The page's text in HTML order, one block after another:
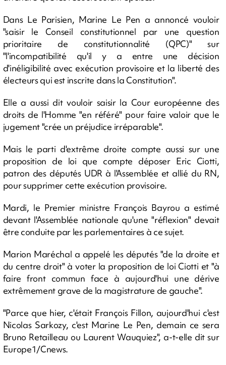
Dans Le Parisien, Marine Le Pen a annoncé vouloir
"saisir le Conseil constitutionnel par une question
prioritaire de constitutionnalité (QPC)" sur
"l'incompatibilité qu'il y a entre une décision
d'inéligibilité avec exécution provisoire et la liberté des
électeurs qui est inscrite dans la Constitution".
Elle a aussi dit vouloir saisir la Cour européenne des
droits de l'Homme "en référé" pour faire valoir que le
jugement "crée un préjudice irréparable".
Mais le parti d'extrême droite compte aussi sur une
proposition de loi que compte déposer Eric Ciotti,
patron des députés UDR à l'Assemblée et allié du RN,
pour supprimer cette exécution provisoire.
Mardi, le Premier ministre François Bayrou a estimé
devant l'Assemblée nationale qu'une "réflexion" devait
être conduite par les parlementaires à ce sujet.
Marion Maréchal a appelé les députés "de la droite et
du centre droit" à voter la proposition de loi Ciotti et "à
faire front commun face à aujourd'hui une dérive
extrêmement grave de la magistrature de gauche".
"Parce que hier, c'était François Fillon, aujourd'hui c'est
Nicolas Sarkozy, c'est Marine Le Pen, demain ce sera
Bruno Retailleau ou Laurent Wauquiez", a-t-elle dit sur
Europe1/Cnews.